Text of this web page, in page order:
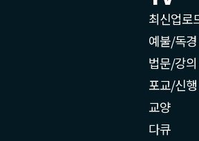
최신업로
예불/독경
법문/강의
포교/신행
교양
다큐